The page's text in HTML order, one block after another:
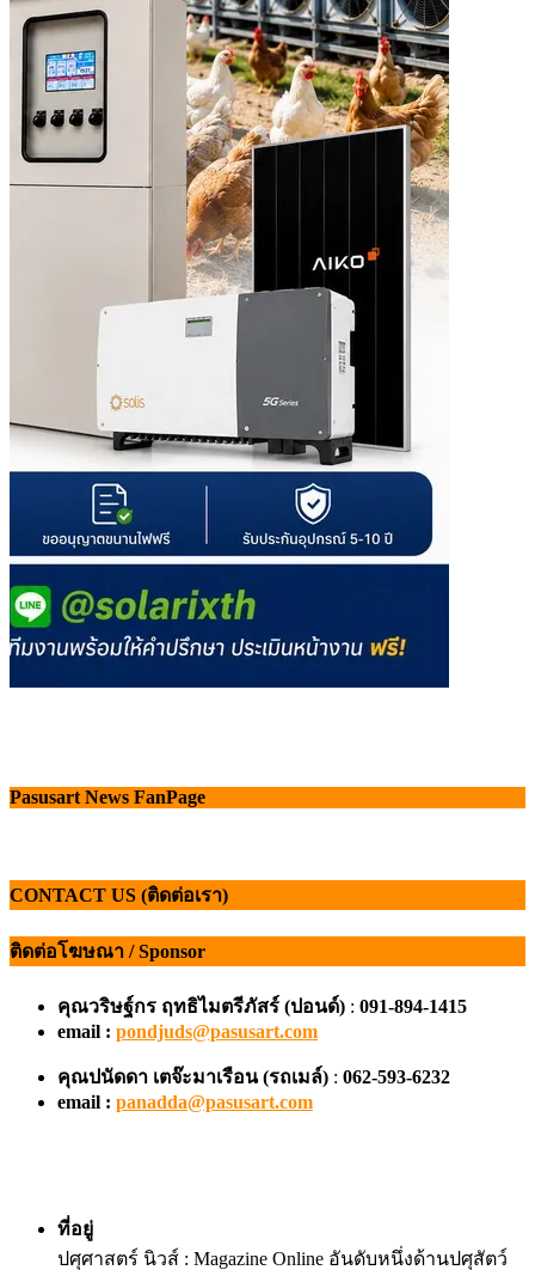
Pasusart News FanPage
CONTACT US (ติดต่อเรา)
ติดต่อโฆษณา / Sponsor
คุณวริษฐ์กร ฤทธิไมตรีภัสร์ (ปอนด์) : 091-894-1415
email : pondjuds@pasusart.com
คุณปนัดดา เตจ๊ะมาเรือน (รถเมล์) : 062-593-6232
email : panadda@pasusart.com
ที่อยู่
ปศุศาสตร์ นิวส์ : Magazine Online อันดับหนึ่งด้านปศุสัตว์